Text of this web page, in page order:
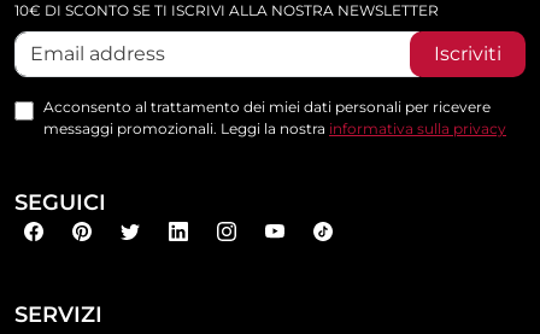
SERVIZI
10€ DI SCONTO SE TI ISCRIVI ALLA NOSTRA NEWSLETTER
Iscriviti
Acconsento al trattamento dei miei dati personali per ricevere
messaggi promozionali. Leggi la nostra informativa sulla privacy
SEGUICI